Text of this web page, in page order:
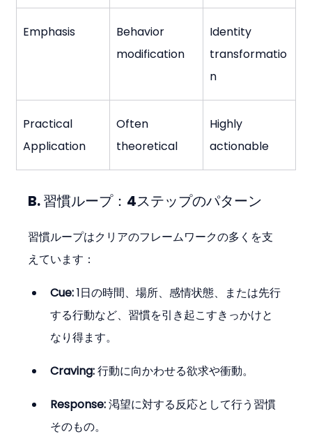
Emphasis
Behavior
modification
Identity
transformatio
n
Practical
Application
Often
theoretical
Highly
actionable
B. 習慣ループ：4ステップのパターン
習慣ループはクリアのフレームワークの多くを支
えています：
Cue: 1日の時間、場所、感情状態、または先行
する行動など、習慣を引き起こすきっかけと
なり得ます。
Craving: 行動に向かわせる欲求や衝動。
Response: 渇望に対する反応として行う習慣
そのもの。